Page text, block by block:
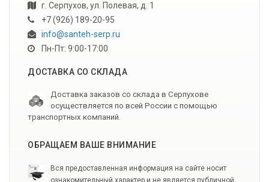
г. Серпухов, ул. Полевая, д. 1
+7 (926) 189-20-95
info@santeh-serp.ru
Пн-Пт: 9:00-17:00
ДОСТАВКА СО СКЛАДА
Доставка заказов со склада в Серпухове
осуществляется по всей России с помощью
транспортных компаний.
ОБРАЩАЕМ ВАШЕ ВНИМАНИЕ
Вся предоставленная информация на сайте носит
ознакомительный характер и не является публичной